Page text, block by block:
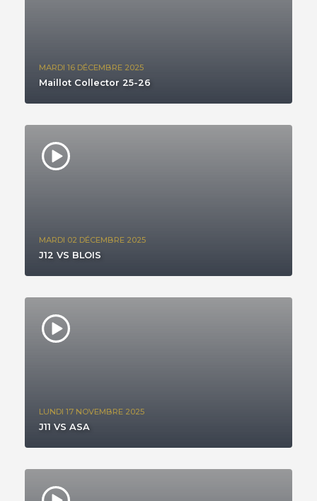
MARDI 16 DÉCEMBRE 2025
Maillot Collector 25-26
MARDI 02 DÉCEMBRE 2025
J12 VS BLOIS
LUNDI 17 NOVEMBRE 2025
J11 VS ASA